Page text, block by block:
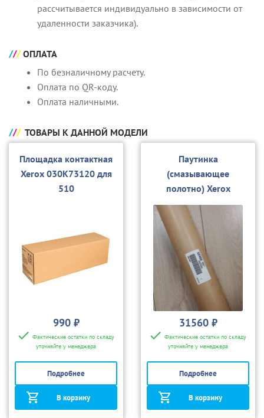
рассчитывается индивидуально в зависимости от
удаленности заказчика).
ОПЛАТА
По безналичному расчету.
Оплата по QR-коду.
Оплата наличными.
ТОВАРЫ К ДАННОЙ МОДЕЛИ
Площадка контактная
Xerox 030K73120 для
510
990 ₽
Фактические остатки по складу
уточняйте у менеджера
Подробнее
В корзину
Паутинка
(смазывающее
полотно) Xerox
022K79002 для
510/8850
31560 ₽
Фактические остатки по складу
уточняйте у менеджера
Подробнее
В корзину